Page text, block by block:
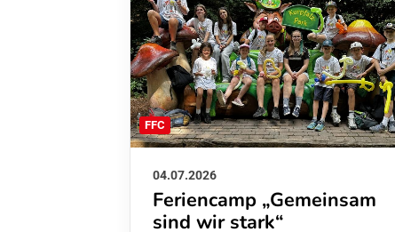
FFC
04.07.2026
Feriencamp „Gemeinsam
sind wir stark“